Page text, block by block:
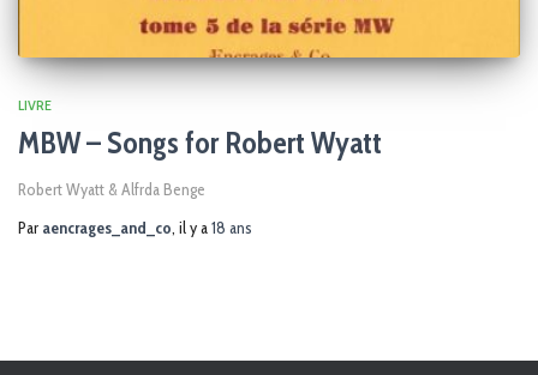
LIVRE
MBW – Songs for Robert Wyatt
Robert Wyatt & Alfrda Benge
Par aencrages_and_co, il y a18 ans